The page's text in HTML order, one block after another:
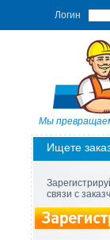
Логин
Мы
Ищете
связи с